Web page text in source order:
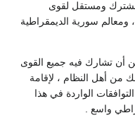
مشترك ومستقل لقوى
سورية الديمقراطية
أن تشارك فيه جميع القوى
من أهل النظام ، لإقامة
الواردة في هذا
واسع .